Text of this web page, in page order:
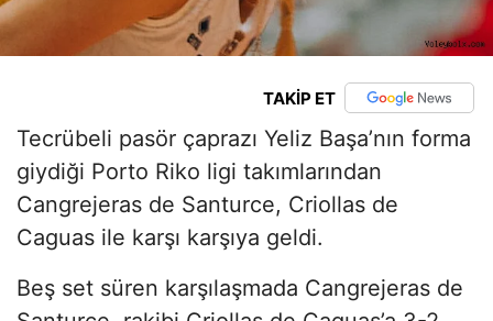
TAKİP ET
Tecrübeli pasör çaprazı Yeliz Başa’nın forma
giydiği Porto Riko ligi takımlarından
Cangrejeras de Santurce, Criollas de
Caguas ile karşı karşıya geldi.
Beş set süren karşılaşmada Cangrejeras de